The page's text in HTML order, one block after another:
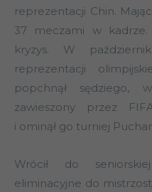
reprezentacji Chin.
37 meczami w
kryzys. W
reprezentacji
popchnął sędziego,
zawieszony przez
i ominął go turniej
Wrócił do
eliminacyjne do